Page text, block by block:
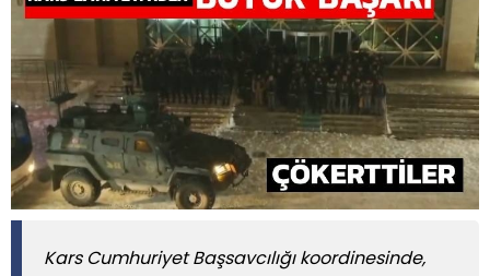
Kars Cumhuriyet Başsavcılığı koordinesinde,